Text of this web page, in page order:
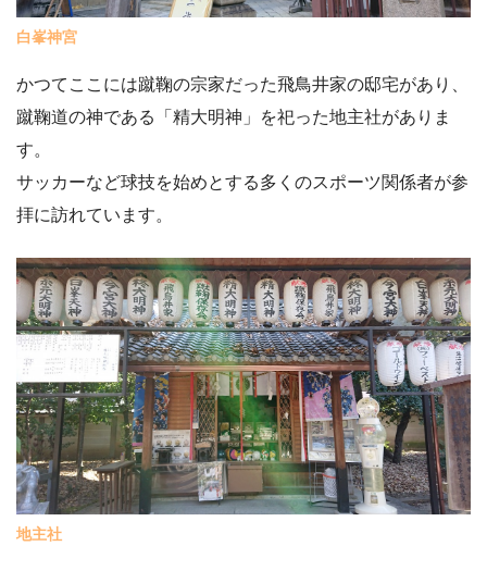
白峯神宮
かつてここには蹴鞠の宗家だった飛鳥井家の邸宅があり、
蹴鞠道の神である「精大明神」を祀った地主社がありま
す。
サッカーなど球技を始めとする多くのスポーツ関係者が参
拝に訪れています。
地主社